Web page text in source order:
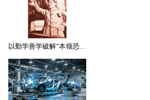
以勤学善学破解“本领恐慌”